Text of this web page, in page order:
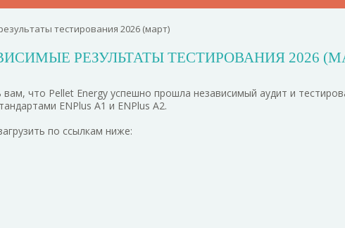
тестирования 2026 (март)
РЕЗУЛЬТАТЫ ТЕСТИРОВАНИЯ 2026
что Pellet Energy успешно прошла независимый аудит и
ENPlus A1 и ENPlus A2.
по ссылкам ниже: